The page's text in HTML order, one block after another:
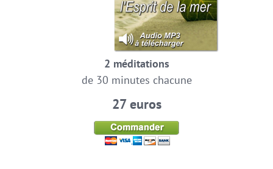
2 méditations
de 30 minutes chacune
27 euros